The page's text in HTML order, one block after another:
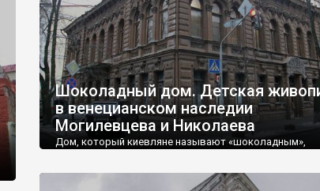
Шоколадный дом. Детская
в венецианском наследии
Могилевцева и Николаева
Дом, который киевляне называют «шоколадным»,
практически в центре города, на Липках.